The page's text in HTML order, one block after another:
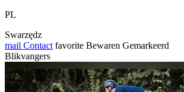
PL
Swarzędz
mail Contact favorite Bewaren Gemarkeerd
Blikvangers